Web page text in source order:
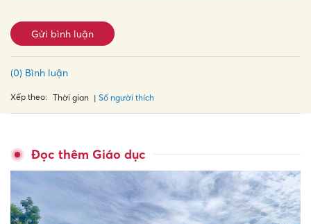
Gửi bình luận
(0) Bình luận
Xếp theo: Thời gian Số người thích
Đọc thêm Giáo dục